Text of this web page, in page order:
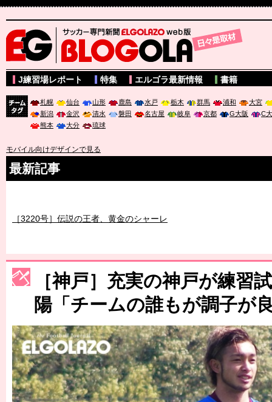
サッカー専門新聞ELGOLAZO web版 BLOGOLA
J練習場レポート 特集 エルゴラ最新情報 書籍
札幌 仙台 山形 鹿島 水戸 栃木 群馬 浦和
大宮
新潟
金沢 清水 磐田 名古屋 岐阜 京都 G大阪
C
熊本
大分 琉球
モバイル向けデザインで見る
最新記事
［3220号］伝説の王者、黄金のシャーレ
［3230号］世界一への夢は終わらない
［3223号］一丸。日本出陣
［3222号］史上最大のW杯開幕 注目は「個」
長谷川 アーリアジャスールさんがシンポジウム「気候変動から命
［神戸］充実の神戸が練習
陽「チームの誰もが調子が